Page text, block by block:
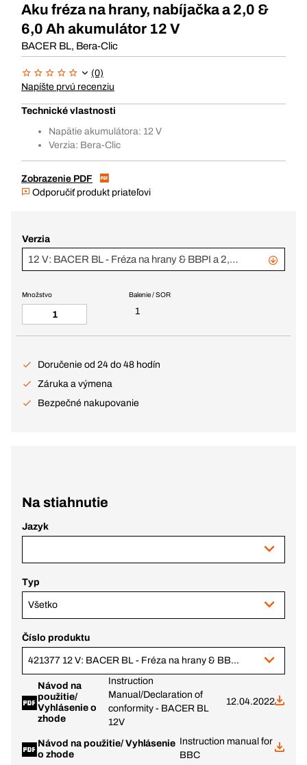
Aku fréza na hrany, nabíjačka a 2,0 &
6,0 Ah akumulátor 12 V
BACER BL, Bera-Clic
(0)
Napíšte prvú recenziu
Technické vlastnosti
Napätie akumulátora: 12 V
Verzia: Bera-Clic
Zobrazenie PDF
Odporučiť produkt priateľovi
Verzia
12 V: BACER BL - Fréza na hrany & BBPI a 2,0 Ah + 6,0 Ah aku, v BC+
Balenie / SOR
1
Množstvo
Doručenie od 24 do 48 hodín
Záruka a výmena
Bezpečné nakupovanie
Na stiahnutie
Jazyk
Typ
Všetko
Číslo produktu
421377 12 V: BACER BL - Fréza na hrany & BBPI a 2,0 Ah + 6,0 Ah aku, v BC+
Návod na
použitie/
Vyhlásenie o
zhode
Instruction
Manual/Declaration of
conformity - BACER BL
12V
12.04.2022
Návod na použitie/ Vyhlásenie
o zhode
Instruction manual for
BBC